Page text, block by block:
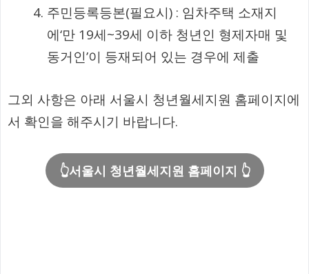
주민등록등본(필요시) : 임차주택 소재지
에‘만 19세~39세 이하 청년인 형제자매 및
동거인’이 등재되어 있는 경우에 제출
그외 사항은 아래 서울시 청년월세지원 홈페이지에
서 확인을 해주시기 바랍니다.
👆서울시 청년월세지원 홈페이지 👆